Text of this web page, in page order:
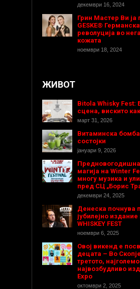
декември 16, 2024
Грин Мастер Ви ја
GESKE®
револуција во
кожата
ноември 18, 2024
ЖИВОТ
Bitola Whisky Fest:
сцена, вискито
март 31, 2026
Витаминска
состојки
јануари 9, 2026
магија на Winter
многу музика и
пред СЦ „Борис
декември 24, 2025
Денеска почнува
јубилејно издание
WHISKEY FEST
ноември 6, 2025
Овој викенд е
децата – Во
третото,
највозбудливо
Expo
октомври 2, 2025